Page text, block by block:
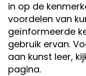
in op de
voordelen van
geïnformeerde
gebruik ervan.
aan kunst leer,
pagina.